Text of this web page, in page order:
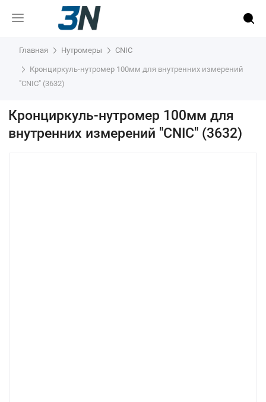
Главная Нутромеры CNIC
Кронциркуль-нутромер 100мм для внутренних измерений
"CNIC" (3632)
Кронциркуль-нутромер 100мм для
внутренних измерений "CNIC" (3632)